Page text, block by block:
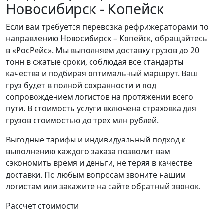
Новосибирск - Копейск
Если вам требуется перевозка рефрижераторами по
направлению Новосибирск – Копейск, обращайтесь
в «РосРейс». Мы выполняем доставку грузов до 20
тонн в сжатые сроки, соблюдая все стандарты
качества и подбирая оптимальный маршрут. Ваш
груз будет в полной сохранности и под
сопровождением логистов на протяжении всего
пути. В стоимость услуги включена страховка для
грузов стоимостью до трех млн рублей.
Выгодные тарифы и индивидуальный подход к
выполнению каждого заказа позволит вам
сэкономить время и деньги, не теряя в качестве
доставки. По любым вопросам звоните нашим
логистам или закажите на сайте обратный звонок.
Рассчет стоимости